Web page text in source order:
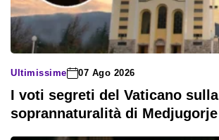
Ultimissime 07 Ago 2026
I voti segreti del Vaticano sulla
soprannaturalità di Medjugorje